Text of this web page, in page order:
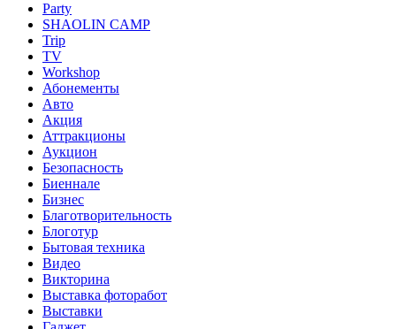
Party
SHAOLIN CAMP
Trip
TV
Workshop
Абонементы
Авто
Акция
Аттракционы
Аукцион
Безопасность
Биеннале
Бизнес
Благотворительность
Блоготур
Бытовая техника
Видео
Викторина
Выставка фоторабот
Выставки